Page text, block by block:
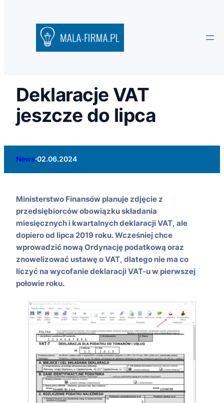
Deklaracje VAT
jeszcze do lipca
News·02.06.2024
Ministerstwo Finansów planuje zdjęcie z
przedsiębiorców obowiązku składania
miesięcznych i kwartalnych deklaracji VAT, ale
dopiero od lipca 2019 roku. Wcześniej chce
wprowadzić nową Ordynację podatkową oraz
znowelizować ustawę o VAT, dlatego nie ma co
liczyć na wycofanie deklaracji VAT-u w pierwszej
połowie roku.